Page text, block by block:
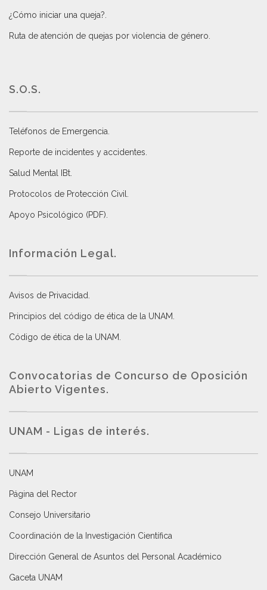
¿Cómo iniciar una queja?.
Ruta de atención de quejas por violencia de género.
S.O.S.
Teléfonos de Emergencia.
Reporte de incidentes y accidentes.
Salud Mental IBt.
Protocolos de Protección Civil.
Apoyo Psicológico (PDF).
Información Legal.
Avisos de Privacidad.
Principios del código de ética de la UNAM.
Código de ética de la UNAM.
Convocatorias de Concurso de Oposición
Abierto Vigentes.
UNAM - Ligas de interés.
UNAM
Página del Rector
Consejo Universitario
Coordinación de la Investigación Científica
Dirección General de Asuntos del Personal Académico
Gaceta UNAM